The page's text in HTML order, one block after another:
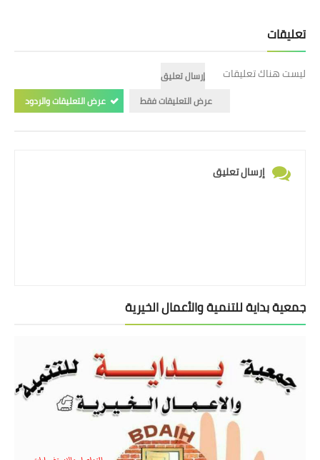
تعليقات
ليست هناك تعليقات
إرسال تعليق
عرض التعليقات فقط
عرض التعليقات والردود
إرسال تعليق
جمعية بداية للتنمية والأعمال الخيرية